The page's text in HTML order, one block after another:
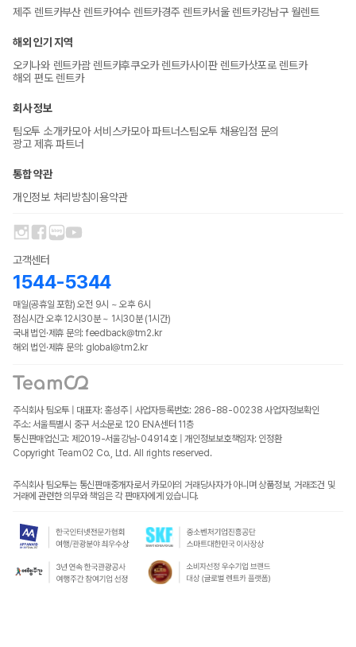
제주 렌트카부산 렌트카여수 렌트카경주 렌트카서울 렌트카강남구 월렌트
해외 인기 지역
오키나와 렌트카괌 렌트카후쿠오카 렌트카사이판 렌트카삿포로 렌트카
해외 편도 렌트카
회사 정보
팀오투 소개카모아 서비스카모아 파트너스팀오투 채용입점 문의
광고 제휴 파트너
통합 약관
개인정보 처리방침이용약관
고객센터
1544-5344
매일(공휴일 포함) 오전 9시 ~ 오후 6시
점심시간 오후 12시30분 ~ 1시30분 (1시간)
국내 법인·제휴 문의: feedback@tm2.kr
해외 법인·제휴 문의: global@tm2.kr
주식회사 팀오투 | 대표자: 홍성주 | 사업자등록번호: 286-88-00238 사업자정보확인
주소: 서울특별시 중구 서소문로 120 ENA센터 11층
통신판매업신고: 제2019-서울강남-04914호 | 개인정보보호책임자: 인정환
Copyright TeamO2 Co., Ltd. All rights reserved.
주식회사 팀오투는 통신판매중개자로서 카모아의 거래당사자가 아니며 상품정보, 거래조건 및
거래에 관련한 의무와 책임은 각 판매자에게 있습니다.